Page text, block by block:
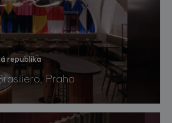
republika
Praha